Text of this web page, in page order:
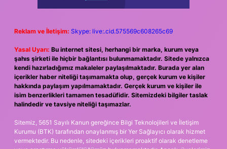
Reklam ve İletişim: Skype: live:.cid.575569c608265c69
Yasal Uyarı: Bu internet sitesi, herhangi bir marka, kurum veya
şahıs şirketi ile hiçbir bağlantısı bulunmamaktadır. Sitede yalnızca
kendi hazırladığımız makaleler paylaşılmaktadır. Burada yer alan
içerikler haber niteliği taşımamakta olup, gerçek kurum ve kişiler
hakkında paylaşım yapılmamaktadır. Gerçek kurum ve kişiler ile
isim benzerlikleri tamamen tesadüfidir. Sitemizdeki bilgiler taslak
halindedir ve tavsiye niteliği taşımazlar.
Sitemiz, 5651 Sayılı Kanun gereğince Bilgi Teknolojileri ve İletişim
Kurumu (BTK) tarafından onaylanmış bir Yer Sağlayıcı olarak hizmet
vermektedir. Bu nedenle, sitedeki içerikleri proaktif olarak denetleme